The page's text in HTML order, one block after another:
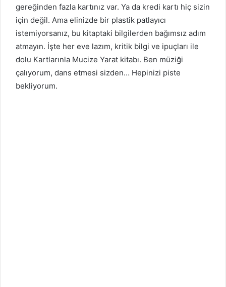
gereğinden fazla kartınız var. Ya da kredi kartı hiç sizin
için değil. Ama elinizde bir plastik patlayıcı
istemiyorsanız, bu kitaptaki bilgilerden bağımsız adım
atmayın. İşte her eve lazım, kritik bilgi ve ipuçları ile
dolu Kartlarınla Mucize Yarat kitabı. Ben müziği
çalıyorum, dans etmesi sizden… Hepinizi piste
bekliyorum.